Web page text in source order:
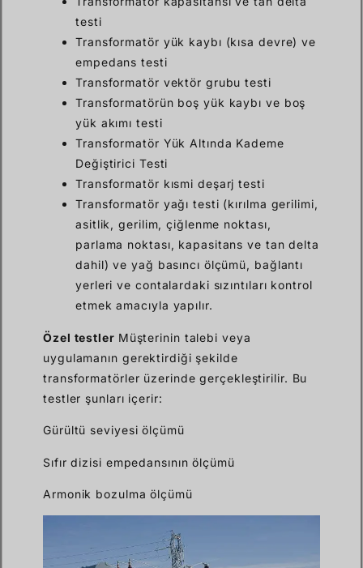
testi
Transformatör yük kaybı (kısa devre) ve
empedans testi
Transformatör vektör grubu testi
Transformatörün boş yük kaybı ve boş
yük akımı testi
Transformatör Yük Altında Kademe
Değiştirici Testi
Transformatör kısmi deşarj testi
Transformatör yağı testi (kırılma gerilimi,
asitlik, gerilim, çiğlenme noktası,
parlama noktası, kapasitans ve tan delta
dahil) ve yağ basıncı ölçümü, bağlantı
yerleri ve contalardaki sızıntıları kontrol
etmek amacıyla yapılır.
Özel testler Müşterinin talebi veya
uygulamanın gerektirdiği şekilde
transformatörler üzerinde gerçekleştirilir. Bu
testler şunları içerir:
Gürültü seviyesi ölçümü
Sıfır dizisi empedansının ölçümü
Armonik bozulma ölçümü